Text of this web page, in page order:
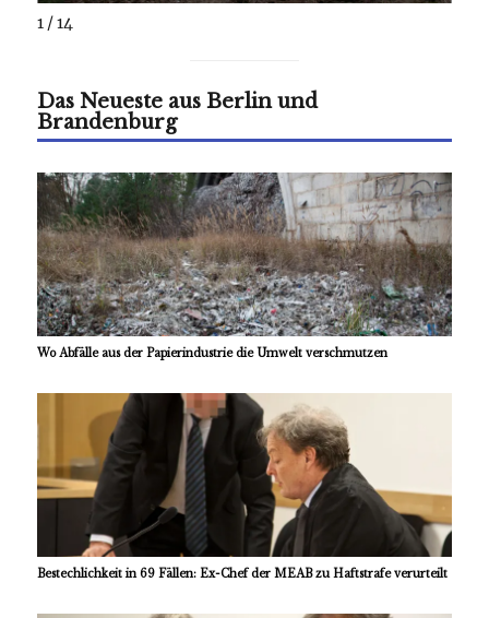
1 / 14
Das Neueste aus Berlin und
Brandenburg
Wo Abfälle aus der Papierindustrie die Umwelt verschmutzen
Bestechlichkeit in 69 Fällen: Ex-Chef der MEAB zu Haftstrafe verurteilt